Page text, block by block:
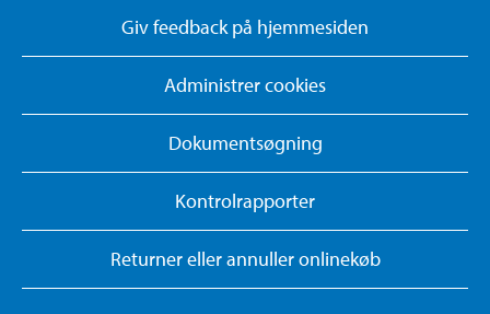
Giv feedback på hjemmesiden
Administrer cookies
Dokumentsøgning
Kontrolrapporter
Returner eller annuller onlinekøb